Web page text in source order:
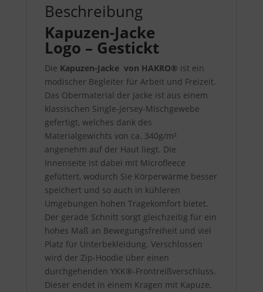
Beschreibung
Kapuzen-Jacke
Logo – Gestickt
Die Kapuzen-Jacke von HAKRO® ist ein
modischer Begleiter für Arbeit und Freizeit.
Das Obermaterial der Jacke ist aus einem
klassischen Single-Jersey-Mischgewebe
gefertigt, welches dank des
Materialgewichts von ca. 340g/m²
angenehm auf der Haut liegt. Die
Innenseite ist dabei mit Microfleece
gefüttert, wodurch Sie Körperwärme besser
speichert und so auch in kühleren
Umgebungen hohen Tragekomfort bietet.
Der gerade Schnitt sorgt gleichzeitig für ein
hohes Maß an Bewegungsfreiheit und viel
Platz für Unterbekleidung. Verschlossen
wird der Zip-Hoodie über einen
durchgehenden YKK®-Frontreißverschluss.
Dieser endet in einem Kragen mit Kapuze,